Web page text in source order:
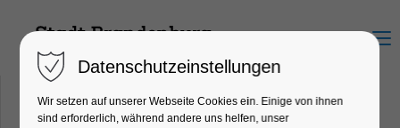
Menu
Datenschutzeinstellungen
Wir setzen auf unserer Webseite Cookies ein. Einige von ihnen
sind erforderlich, während andere uns helfen, unser